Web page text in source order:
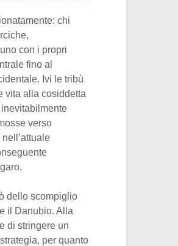
chi
con i propri
fino al
Ivi le tribù
vita alla cosiddetta
verso
dello scompiglio
il Danubio. Alla
di stringere un
per quanto